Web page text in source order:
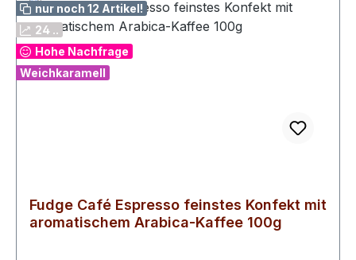
nur noch 12 Artikel!
24 ..
Hohe Nachfrage
Weichkaramell
Fudge Café Espresso feinstes Konfekt mit
aromatischem Arabica-Kaffee 100g